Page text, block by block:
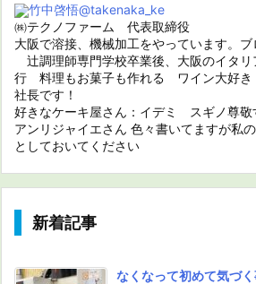
竹中啓悟@takenaka_ke
㈱テクノファーム 代表取締役
大阪で溶接、機械加工をやっています。
辻調理師専門学校卒業後、大阪のイタリ
行 料理もお菓子も作れる ワイン大好
社長です！
好きなケーキ屋さん：イデミ スギノ尊敬
アンリジャイエさん 色々書いてますが私
としておいてください
新着記事
なくなって初めて気づ